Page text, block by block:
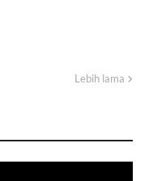
Lebih lama